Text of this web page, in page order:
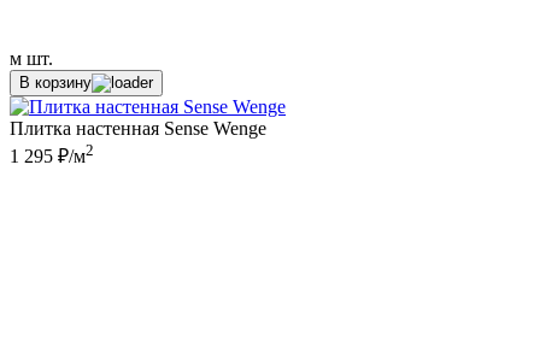
м шт.
В корзину
Плитка настенная Sense Wenge
1 295 ₽/м2